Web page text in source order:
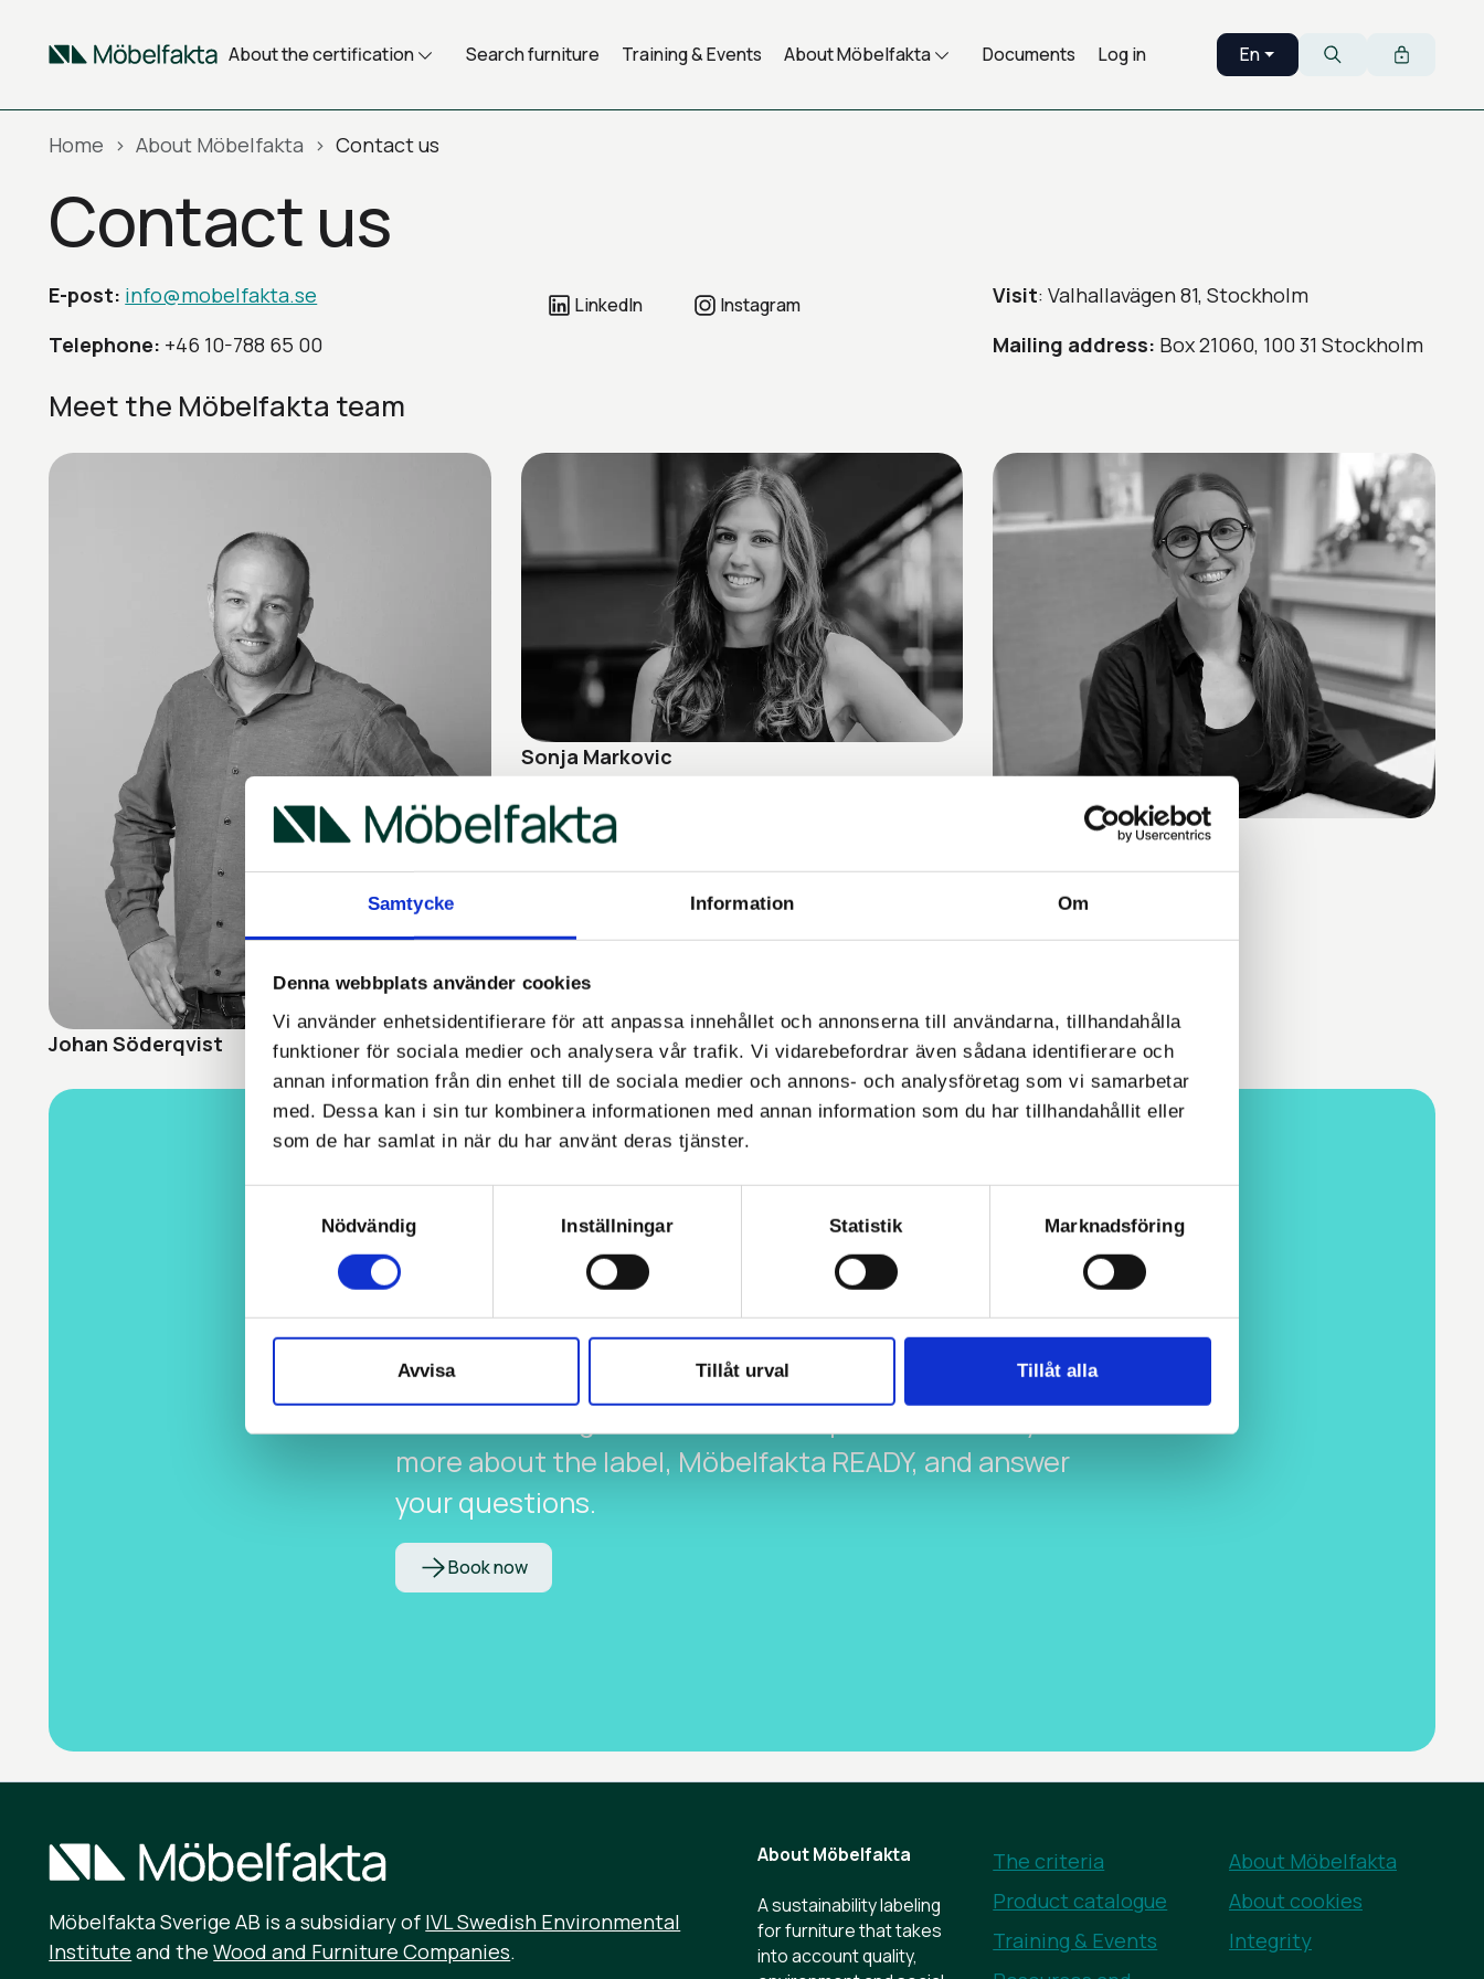
Samtycke Information Om
Denna webbplats använder cookies
Vi använder enhetsidentifierare för att anpassa innehållet och annonserna till användarna, tillhandahålla
funktioner för sociala medier och analysera vår trafik. Vi vidarebefordrar även sådana identifierare och
annan information från din enhet till de sociala medier och annons- och analysföretag som vi samarbetar
med. Dessa kan i sin tur kombinera informationen med annan information som du har tillhandahållit eller
som de har samlat in när du har använt deras tjänster.
Nödvändig
Inställningar Statistik Marknadsföring
Avvisa Tillåt urval Tillåt alla
About the certification Search furniture Training & Events About Möbelfakta Documents Log in En
English Search
Home About Möbelfakta Contact us
Contact us
E-post: info@mobelfakta.se
Telephone: +46 10-788 65 00
LinkedIn Instagram Visit: Valhallavägen 81, Stockholm
Mailing address: Box 21060, 100 31 Stockholm
Meet the Möbelfakta team
Johan Söderqvist
Sonja Markovic
Gruv Stina Hellquist
GET IN TOUCH WITH US!
Book a meeting
If you’d like to learn more about Möbelfakta, you can
more about the label, Möbelfakta READY, and answer
your questions.
Book now
Möbelfakta Sverige AB is a subsidiary of IVL Swedish Environmental
Institute and theWood and Furniture Companies.
About Möbelfakta
A sustainability labeling
for furniture that takes
into account quality,
The criteria
Product catalogue
Training & Events
About Möbelfakta
About cookies
Integrity